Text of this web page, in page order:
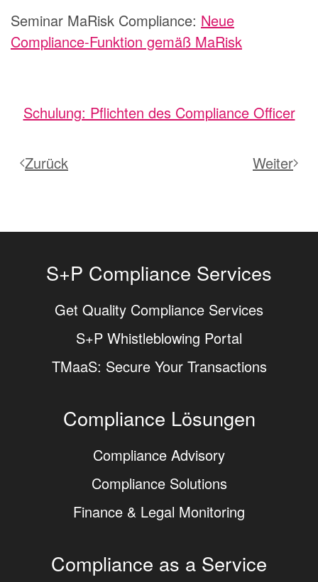
Seminar MaRisk Compliance: Neue
Compliance-Funktion gemäß MaRisk
Schulung: Pflichten des Compliance Officer
Zurück Weiter
S+P Compliance Services
Get Quality Compliance Services
S+P Whistleblowing Portal
TMaaS: Secure Your Transactions
Compliance Lösungen
Compliance Advisory
Compliance Solutions
Finance & Legal Monitoring
Compliance as a Service